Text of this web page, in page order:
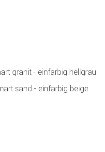
granit - einfarbig hellgrau
sand - einfarbig beige